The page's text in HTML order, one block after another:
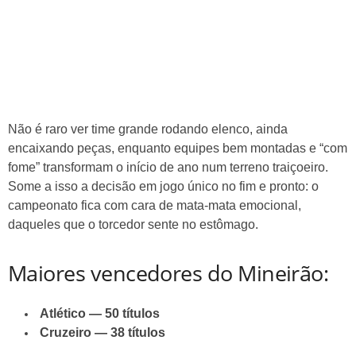
Não é raro ver time grande rodando elenco, ainda
encaixando peças, enquanto equipes bem montadas e “com
fome” transformam o início de ano num terreno traiçoeiro.
Some a isso a decisão em jogo único no fim e pronto: o
campeonato fica com cara de mata-mata emocional,
daqueles que o torcedor sente no estômago.
Maiores vencedores do Mineirão:
Atlético — 50 títulos
Cruzeiro — 38 títulos